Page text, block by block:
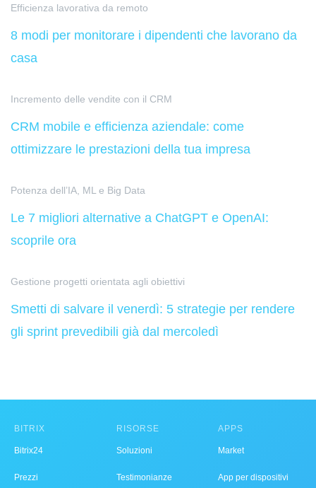
Efficienza lavorativa da remoto
8 modi per monitorare i dipendenti che lavorano da
casa
Incremento delle vendite con il CRM
CRM mobile e efficienza aziendale: come
ottimizzare le prestazioni della tua impresa
Potenza dell’IA, ML e Big Data
Le 7 migliori alternative a ChatGPT e OpenAI:
scoprile ora
Gestione progetti orientata agli obiettivi
Smetti di salvare il venerdì: 5 strategie per rendere
gli sprint prevedibili già dal mercoledì
BITRIX
Bitrix24
Prezzi
RISORSE
Soluzioni
Testimonianze
APPS
Market
App per dispositivi